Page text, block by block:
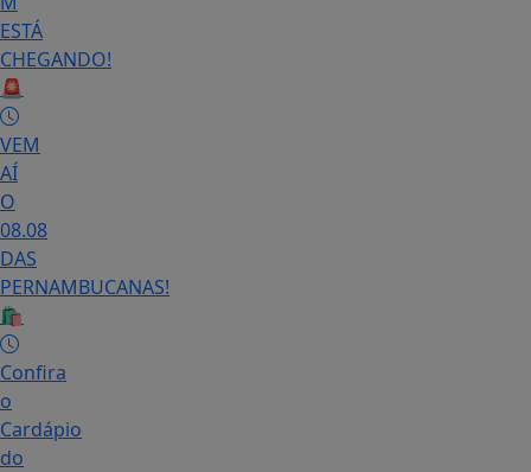
ESTÁ
CHEGANDO!
🚨
VEM
AÍ
O
08.08
DAS
PERNAMBUCANAS!
🛍️
Confira
o
Cardápio
do